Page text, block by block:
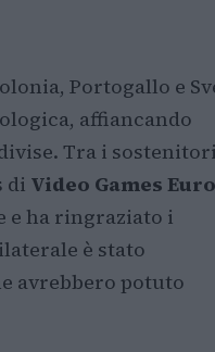
Portogallo e
affiancando
Tra i sostenitori
di Video Games
e ha ringraziato i
è stato
avrebbero potuto